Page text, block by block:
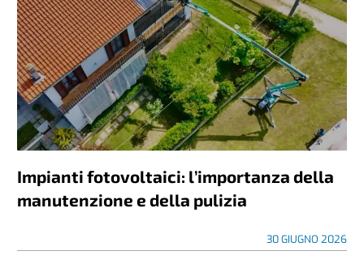
Impianti fotovoltaici: l’importanza della
manutenzione e della pulizia
30 GIUGNO 2026